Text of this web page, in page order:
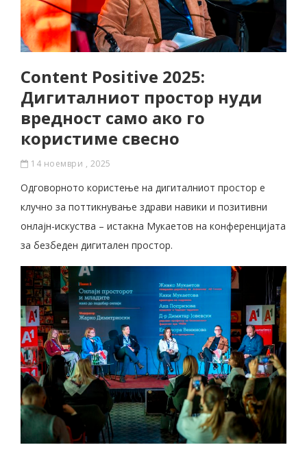
Content Positive 2025:
Дигиталниот простор нуди
вредност само ако го
користиме свесно
14 ноември , 2025
Oдговорното користење на дигиталниот простор е
клучно за поттикнување здрави навики и позитивни
онлајн-искуства – истакна Мукаетов на конференцијата
за безбеден дигитален простор.